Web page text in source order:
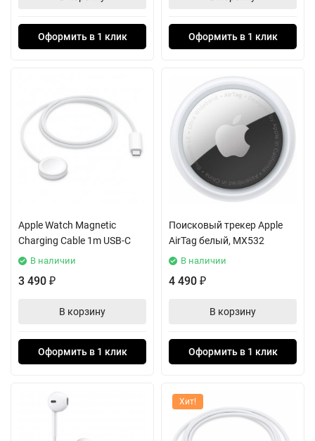
Оформить в 1 клик Оформить в 1 клик
Apple Watch Magnetic
Charging Cable 1m USB-C
В наличии
3 490 ₽
В корзину
Оформить в 1 клик
Поисковый трекер Apple
AirTag белый, MX532
В наличии
4 490 ₽
В корзину
Оформить в 1 клик
Хит!